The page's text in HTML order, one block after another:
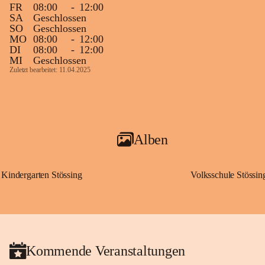
FR
08:00 - 12:00
SA
Geschlossen
SO
Geschlossen
MO 08:00 - 12:00
DI
08:00 - 12:00
MI
Geschlossen
Zuletzt bearbeitet: 11.04.2025
Alben
Kindergarten Stössing Volksschule
Kommende Veranstaltungen